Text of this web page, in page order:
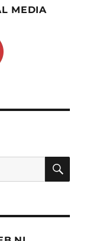
MEDIA